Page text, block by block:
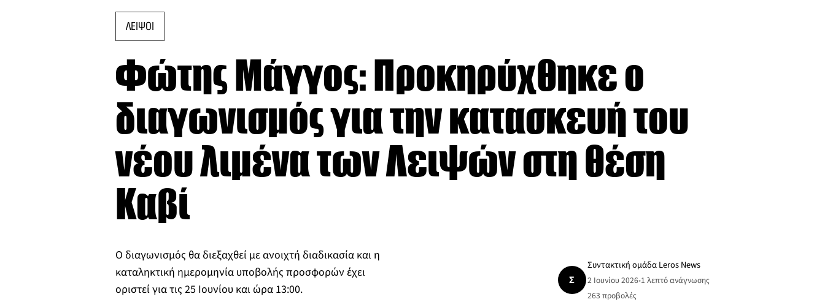
ΛΕΙΨΟΙ
Φώτης Μάγγος: Προκηρύχθηκε ο
διαγωνισμός για την κατασκευή του
νέου λιμένα των Λειψών στη θέση
Καβί
Ο διαγωνισμός θα διεξαχθεί με ανοιχτή διαδικασία και η
καταληκτική ημερομηνία υποβολής προσφορών έχει
οριστεί για τις 25 Ιουνίου και ώρα 13:00.
Σ
Συντακτική ομάδα Leros News
2 Ιουνίου 2026•1 λεπτό ανάγνωσης
263 προβολές